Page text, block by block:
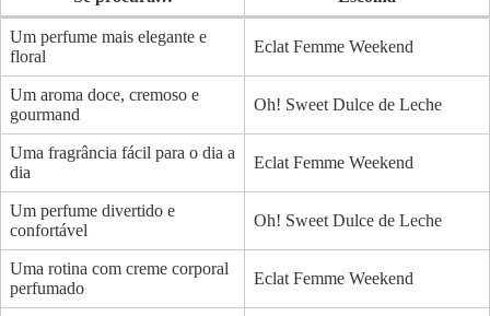
Um perfume mais elegante e
floral
Eclat Femme Weekend
Um aroma doce, cremoso e
gourmand
Oh! Sweet Dulce de Leche
Uma fragrância fácil para o dia a
dia
Eclat Femme Weekend
Um perfume divertido e
confortável
Oh! Sweet Dulce de Leche
Uma rotina com creme corporal
perfumado
Eclat Femme Weekend